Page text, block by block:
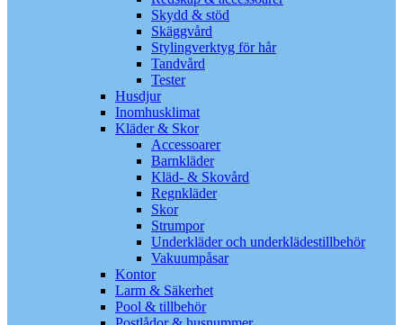
Skydd & stöd
Skäggvård
Stylingverktyg för hår
Tandvård
Tester
Husdjur
Inomhusklimat
Kläder & Skor
Accessoarer
Barnkläder
Kläd- & Skovård
Regnkläder
Skor
Strumpor
Underkläder och underklädestillbehör
Vakuumpåsar
Kontor
Larm & Säkerhet
Pool & tillbehör